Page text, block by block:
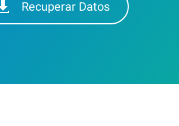
Recuperar Datos